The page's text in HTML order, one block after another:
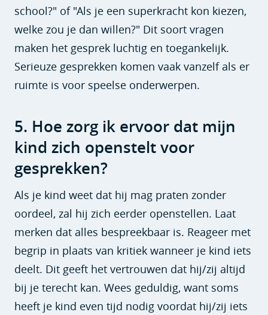
school?" of "Als je een superkracht kon kiezen,
welke zou je dan willen?" Dit soort vragen
maken het gesprek luchtig en toegankelijk.
Serieuze gesprekken komen vaak vanzelf als er
ruimte is voor speelse onderwerpen.
5. Hoe zorg ik ervoor dat mijn
kind zich openstelt voor
gesprekken?
Als je kind weet dat hij mag praten zonder
oordeel, zal hij zich eerder openstellen. Laat
merken dat alles bespreekbaar is. Reageer met
begrip in plaats van kritiek wanneer je kind iets
deelt. Dit geeft het vertrouwen dat hij/zij altijd
bij je terecht kan. Wees geduldig, want soms
heeft je kind even tijd nodig voordat hij/zij iets